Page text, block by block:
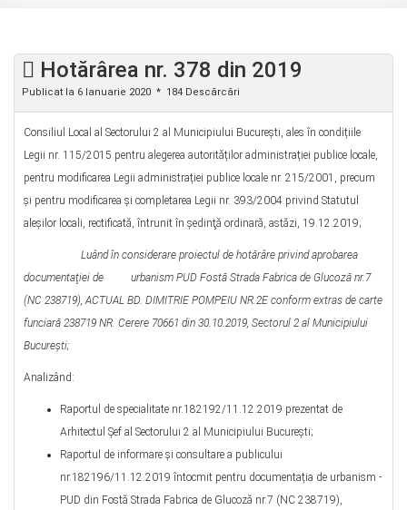
Hotărârea nr. 378 din 2019
Publicat la 6 Ianuarie 2020 184 Descărcări
Consiliul Local al Sectorului 2 al Municipiului Bucureşti, ales în condițiile
Legii nr. 115/2015 pentru alegerea autorităților administrației publice locale,
pentru modificarea Legii administrației publice locale nr. 215/2001, precum
și pentru modificarea şi completarea Legii nr. 393/2004 privind Statutul
aleșilor locali, rectificată, întrunit în şedinţă ordinară, astăzi, 19.12.2019;
Luând în considerare proiectul de hotărâre privind aprobarea
documentaţiei de urbanism PUD Fostă Strada Fabrica de Glucoză nr.7
(NC 238719), ACTUAL BD. DIMITRIE POMPEIU NR.2E conform extras de carte
funciară 238719 NR. Cerere 70661 din 30.10.2019, Sectorul 2 al Municipiului
Bucureşti;
Analizând:
Raportul de specialitate nr.182192/11.12.2019 prezentat de
Arhitectul Şef al Sectorului 2 al Municipiului Bucureşti;
Raportul de informare şi consultare a publicului
nr.182196/11.12.2019 întocmit pentru documentația de urbanism -
PUD din Fostă Strada Fabrica de Glucoză nr.7 (NC 238719),